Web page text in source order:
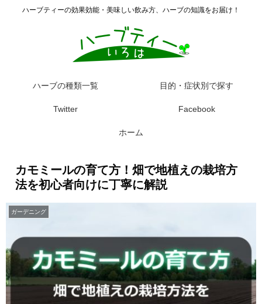
ハーブティーの効果効能・美味しい飲み方、ハーブの知識をお届け！
ハーブの種類一覧 目的・症状別で探す
Twitter Facebook
ホーム
カモミールの育て方！畑で地植えの栽培方
法を初心者向けに丁寧に解説
ガーデニング